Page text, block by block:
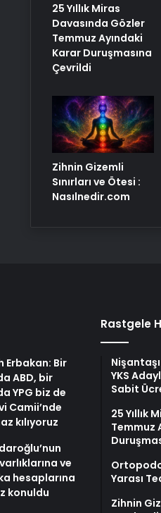
25 Yıllık Miras
Davasında Gözler
Temmuz Ayındaki
Karar Duruşmasına
Çevrildi
Zihnin Gizemli
Sınırları ve Ötesi :
Nasılnedir.com
Erbakan: Bir
ABD, bir
YPG biz de
Camii’nde
kılıyoruz
ve
hesaplarına
konuldu
Rastgele
YKS
Sabit
25 Yıllık
Temmuz
Yarası
Zihnin